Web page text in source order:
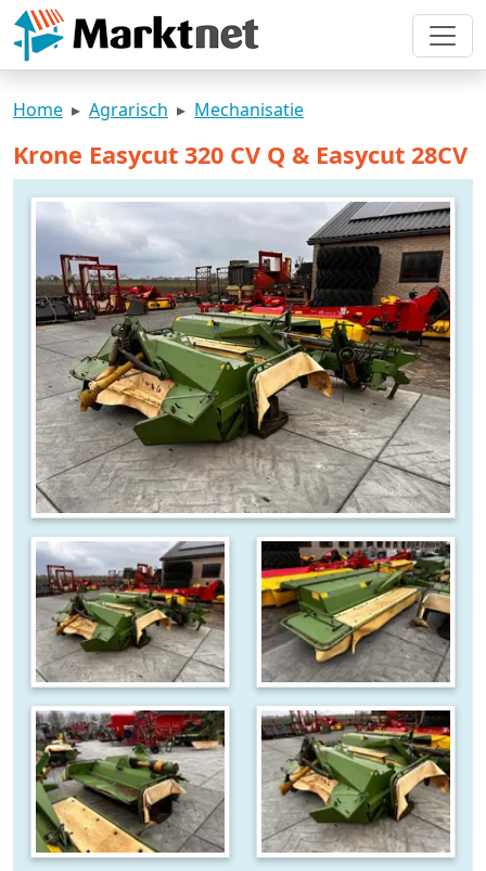
Home Agrarisch Mechanisatie
Krone Easycut 320 CV Q & Easycut 28CV